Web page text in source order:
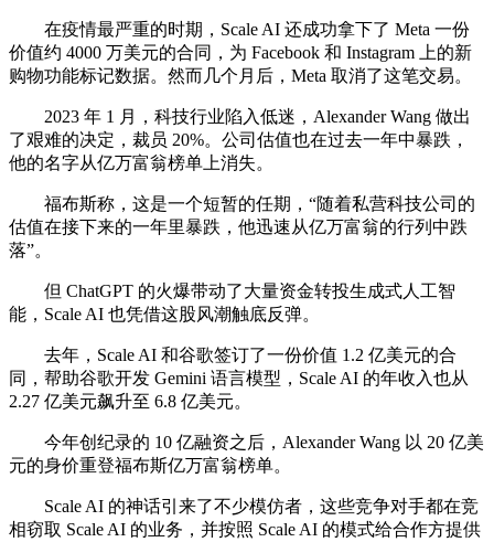
在疫情最严重的时期，Scale AI 还成功拿下了 Meta 一份
价值约 4000 万美元的合同，为 Facebook 和 Instagram 上的新
购物功能标记数据。然而几个月后，Meta 取消了这笔交易。
2023 年 1 月，科技行业陷入低迷，Alexander Wang 做出
了艰难的决定，裁员 20%。公司估值也在过去一年中暴跌，
他的名字从亿万富翁榜单上消失。
福布斯称，这是一个短暂的任期，“随着私营科技公司的
估值在接下来的一年里暴跌，他迅速从亿万富翁的行列中跌
落”。
但 ChatGPT 的火爆带动了大量资金转投生成式人工智
能，Scale AI 也凭借这股风潮触底反弹。
去年，Scale AI 和谷歌签订了一份价值 1.2 亿美元的合
同，帮助谷歌开发 Gemini 语言模型，Scale AI 的年收入也从
2.27 亿美元飙升至 6.8 亿美元。
今年创纪录的 10 亿融资之后，Alexander Wang 以 20 亿美
元的身价重登福布斯亿万富翁榜单。
Scale AI 的神话引来了不少模仿者，这些竞争对手都在竞
相窃取 Scale AI 的业务，并按照 Scale AI 的模式给合作方提供